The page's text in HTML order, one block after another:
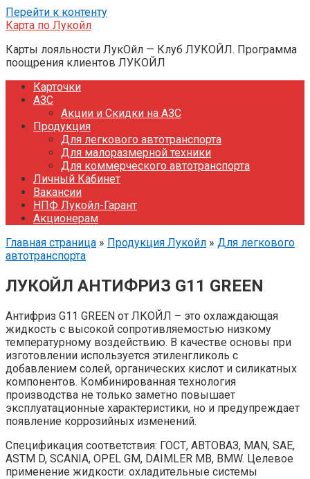
Перейти к контенту
Карта по Лукойл
Карты лояльности ЛукОйл — Клуб ЛУКОЙЛ. Программа
поощрения клиентов ЛУКОЙЛ
Карточки
АЗС
Акции и Скидки на АЗС
Продукция
Для легкового автотранспорта
Для малоразмерной техники
Для коммерческого автотранспорта
Личный Кабинет
Вакансии
НПФ Лукойл-Гарант
Акционерам
Главная страница » Продукция Лукойл » Для легкового
автотранспорта
ЛУКОЙЛ АНТИФРИЗ G11 GREEN
Антифриз G11 GREEN от ЛКОЙЛ – это охлаждающая
жидкость с высокой сопротивляемостью низкому
температурному воздействию. В качестве основы при
изготовлении используется этиленгликоль с
добавлением солей, органических кислот и силикатных
компонентов. Комбинированная технология
производства не только заметно повышает
эксплуатационные характеристики, но и предупреждает
появление коррозийных изменений.
Спецификация соответствия: ГОСТ, АВТОВАЗ, MAN, SAE,
ASTM D, SCANIA, OPEL GM, DAIMLER MB, BMW. Целевое
применение жидкости: охладительные системы